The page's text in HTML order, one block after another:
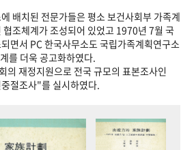
배치된 전문가들은 평소 보건사회부 가족계
조체계가 조성되어 있었고 1970년 7월 국
면서 PC 한국사무소도 국립가족계획연구소
를 더욱 공고화하였다.
의 재정지원으로 전국 규모의 표본조사인
절조사"를 실시하였다.